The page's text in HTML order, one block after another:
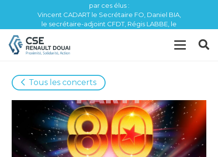
par ces élus :
Vincent CADART le Secrétaire FO, Daniel BIA,
le secrétaire-adjoint CFDT, Régis LABBE, le
Tous les concerts